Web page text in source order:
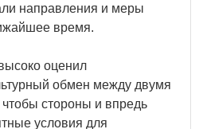
направления и меры
время.
оценил
обмен между двумя
стороны и впредь
условия для